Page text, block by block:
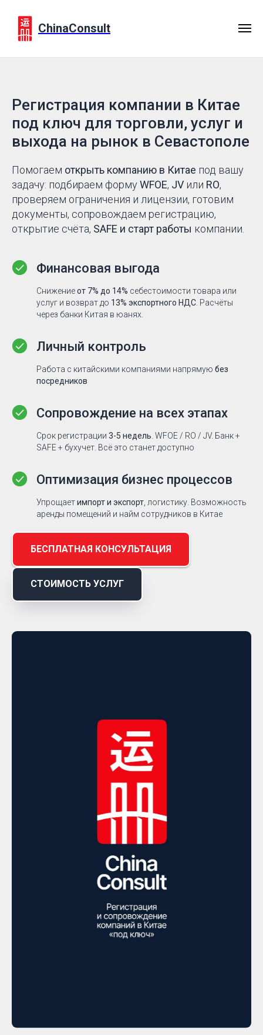
ChinaConsult
Регистрация компании в Китае
под ключ для торговли, услуг и
выхода на рынок в Севастополе
Помогаем открыть компанию в Китае под вашу
задачу: подбираем формуWFOE, JV или RO,
проверяем ограничения и лицензии, готовим
документы, сопровождаем регистрацию,
открытие счёта, SAFE и старт работы компании.
Финансовая выгода
Снижениеот 7% до 14% себестоимости товара или
услуг и возврат до 13% экспортного НДС . Расчёты
через банки Китая в юанях.
Личный контроль
Работа с китайскими компаниями напрямую без
посредников
Сопровождение на всех этапах
Срок регистрации 3-5 недель . WFOE / RO / JV. Банк +
SAFE + бухучет. Всё это станет доступно
Оптимизация бизнес процессов
Упрощаетимпорт и экспорт , логистику. Возможность
аренды помещений и найм сотрудников в Китае
БЕСПЛАТНАЯ КОНСУЛЬТАЦИЯ
СТОИМОСТЬ УСЛУГ